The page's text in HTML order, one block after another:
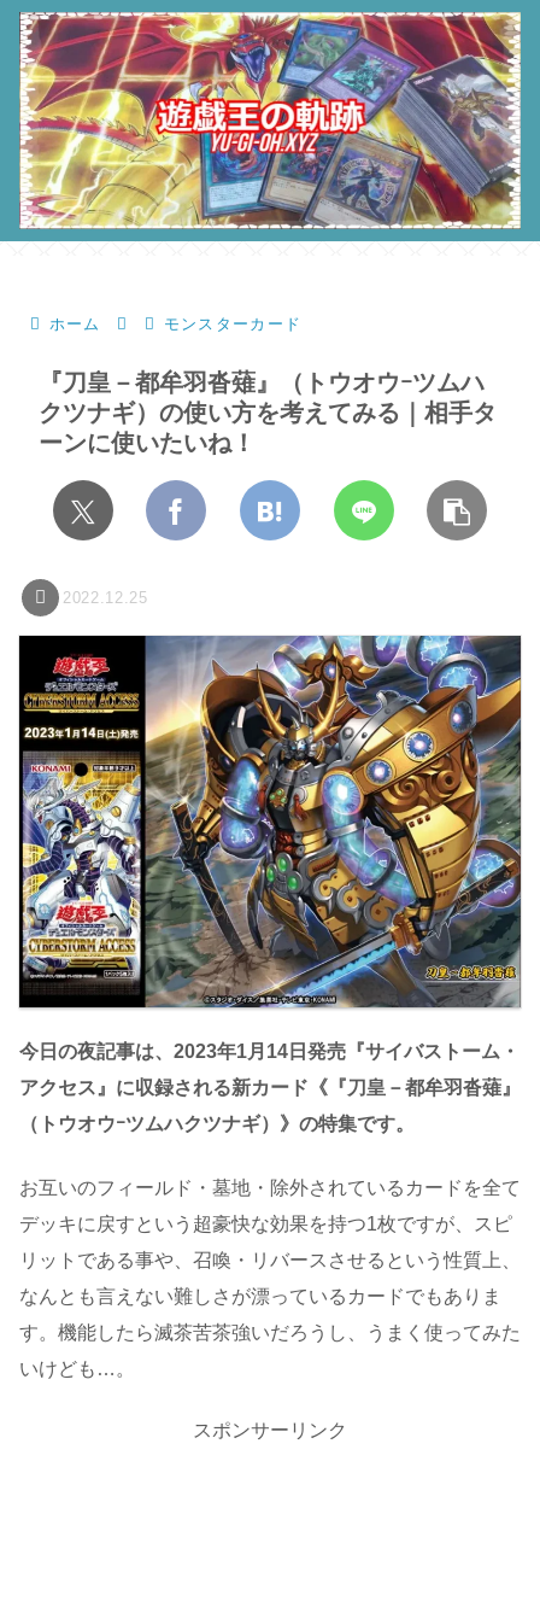
ホーム モンスターカード
『刀皇－都牟羽沓薙』（トウオウｰツムハ
クツナギ）の使い方を考えてみる｜相手タ
ーンに使いたいね！
2022.12.25
今日の夜記事は、2023年1月14日発売『サイバストーム・
アクセス』に収録される新カード《『刀皇－都牟羽沓薙』
（トウオウｰツムハクツナギ）》の特集です。
お互いのフィールド・墓地・除外されているカードを全て
デッキに戻すという超豪快な効果を持つ1枚ですが、スピ
リットである事や、召喚・リバースさせるという性質上、
なんとも言えない難しさが漂っているカードでもありま
す。機能したら滅茶苦茶強いだろうし、うまく使ってみた
いけども…。
スポンサーリンク